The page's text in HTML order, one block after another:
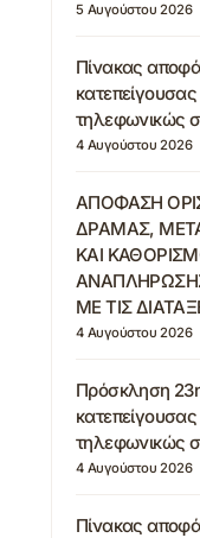
5 Αυγούστου 2026
Πίνακας
τηλεφωνικώς
4 Αυγούστου 2026
ΑΠΟΦΑΣΗ
ΔΡΑΜΑΣ,
ΚΑΙ
ΜΕ ΤΙΣ
4 Αυγούστου 2026
Πρόσκληση
τηλεφωνικώς
4 Αυγούστου 2026
Πίνακας